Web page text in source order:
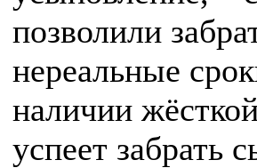
позволили
нереальные
наличии
успеет забрать